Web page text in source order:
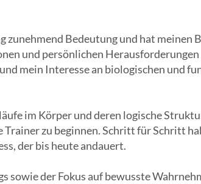
Bedeutung und hat meinen
und persönlichen Herausforderungen
mein Interesse an biologischen und
im Körper und deren logische
zu beginnen. Schritt für Schritt
der bis heute andauert.
sowie der Fokus auf bewusste